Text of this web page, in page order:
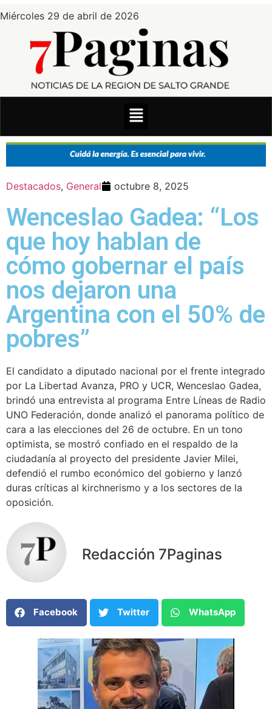
Miércoles 29 de abril de 2026
Destacados, General octubre 8, 2025
Wenceslao Gadea: “Los
que hoy hablan de
cómo gobernar el país
nos dejaron una
Argentina con el 50% de
pobres”
El candidato a diputado nacional por el frente integrado
por La Libertad Avanza, PRO y UCR, Wenceslao Gadea,
brindó una entrevista al programa Entre Líneas de Radio
UNO Federación, donde analizó el panorama político de
cara a las elecciones del 26 de octubre. En un tono
optimista, se mostró confiado en el respaldo de la
ciudadanía al proyecto del presidente Javier Milei,
defendió el rumbo económico del gobierno y lanzó
duras críticas al kirchnerismo y a los sectores de la
oposición.
Redacción 7Paginas
Facebook Twitter WhatsApp